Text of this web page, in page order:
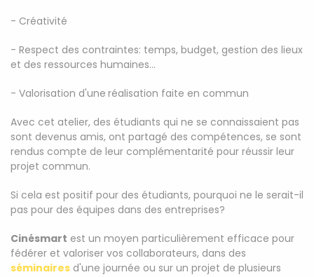
- Créativité
- Respect des contraintes: temps, budget, gestion des lieux
et des ressources humaines...
- Valorisation d'une réalisation faite en commun
Avec cet atelier, des étudiants qui ne se connaissaient pas
sont devenus amis, ont partagé des compétences, se sont
rendus compte de leur complémentarité pour réussir leur
projet commun.
Si cela est positif pour des étudiants, pourquoi ne le serait-il
pas pour des équipes dans des entreprises?
Cinésmart est un moyen particulièrement efficace pour
fédérer et valoriser vos collaborateurs, dans des
séminaires d'une journée ou sur un projet de plusieurs